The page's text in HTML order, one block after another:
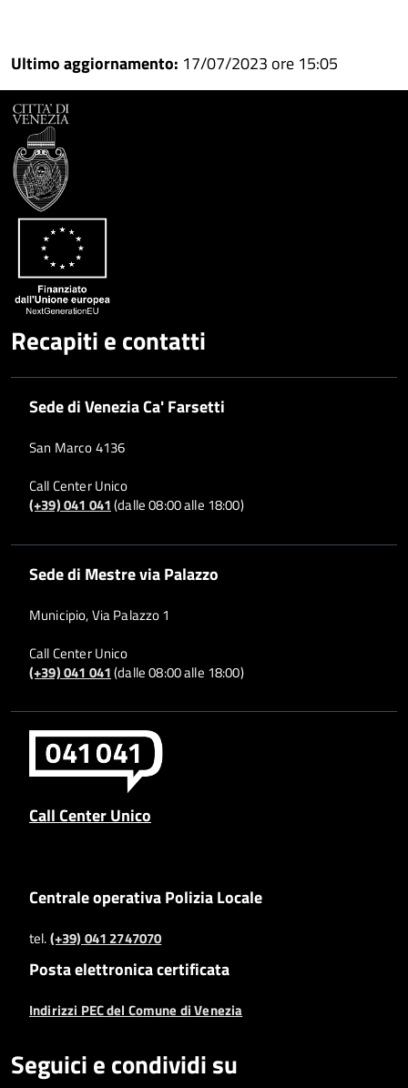
su
Facebook
Condividi
su
Condividi
Ultimo aggiornamento: 17/07/2023 ore 15:05
Recapiti e contatti
Sede di Venezia Ca' Farsetti
San Marco 4136
Call Center Unico
(+39) 041 041(dalle 08:00 alle 18:00)
Sede di Mestre via Palazzo
Municipio, Via Palazzo 1
Call Center Unico
(+39) 041 041(dalle 08:00 alle 18:00)
Call Center Unico
Centrale operativa Polizia Locale
tel.(+39) 041 2747070
Posta elettronica certificata
Indirizzi PEC del Comune di Venezia
Seguici e condividi su